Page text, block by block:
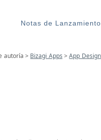
Notas de Lanzamiento